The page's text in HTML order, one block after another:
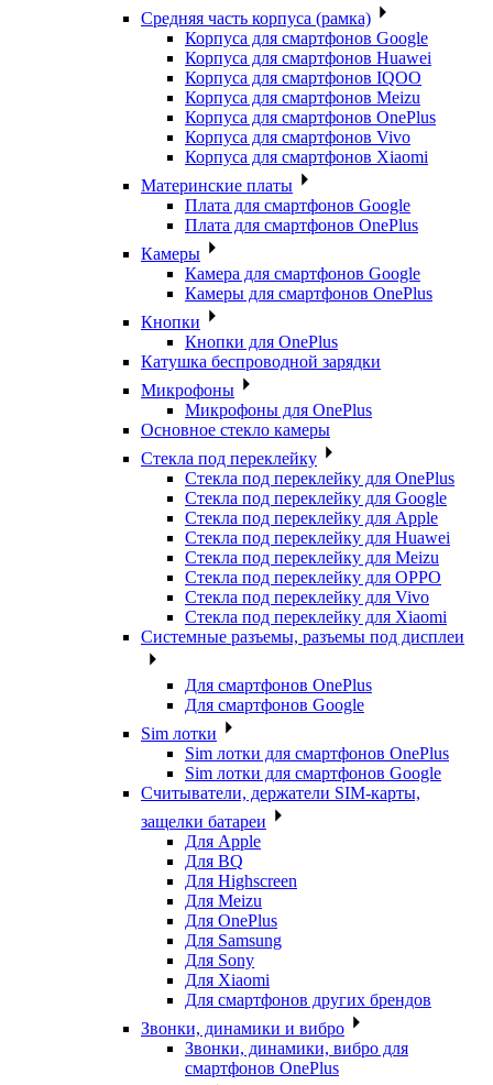
Средняя часть корпуса (рамка)
Корпуса для смартфонов Google
Корпуса для смартфонов Huawei
Корпуса для смартфонов IQOO
Корпуса для смартфонов Meizu
Корпуса для смартфонов OnePlus
Корпуса для смартфонов Vivo
Корпуса для смартфонов Xiaomi
Материнские платы
Плата для смартфонов Google
Плата для смартфонов OnePlus
Камеры
Камера для смартфонов Google
Камеры для смартфонов OnePlus
Кнопки
Кнопки для OnePlus
Катушка беспроводной зарядки
Микрофоны
Микрофоны для OnePlus
Основное стекло камеры
Стекла под переклейку
Стекла под переклейку для OnePlus
Стекла под переклейку для Google
Стекла под переклейку для Apple
Стекла под переклейку для Huawei
Стекла под переклейку для Meizu
Стекла под переклейку для OPPO
Стекла под переклейку для Vivo
Стекла под переклейку для Xiaomi
Системные разъемы, разъемы под дисплеи
Для смартфонов OnePlus
Для смартфонов Google
Sim лотки
Sim лотки для смартфонов OnePlus
Sim лотки для смартфонов Google
Считыватели, держатели SIM-карты,
защелки батареи
Для Apple
Для BQ
Для Highscreen
Для Meizu
Для OnePlus
Для Samsung
Для Sony
Для Xiaomi
Для смартфонов других брендов
Звонки, динамики и вибро
Звонки, динамики, вибро для
смартфонов OnePlus